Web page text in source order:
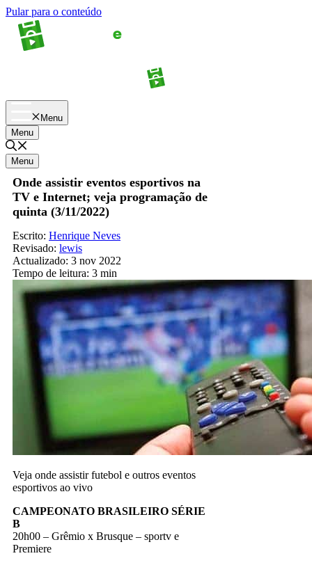
Pular para o conteúdo
Menu
Menu
Menu
Onde assistir eventos esportivos na
TV e Internet; veja programação de
quinta (3/11/2022)
Escrito: Henrique Neves
Revisado: lewis
Actualizado: 3 nov 2022
Tempo de leitura: 3 min
Veja onde assistir futebol e outros eventos
esportivos ao vivo
CAMPEONATO BRASILEIRO SÉRIE
B
20h00 – Grêmio x Brusque – sportv e
Premiere